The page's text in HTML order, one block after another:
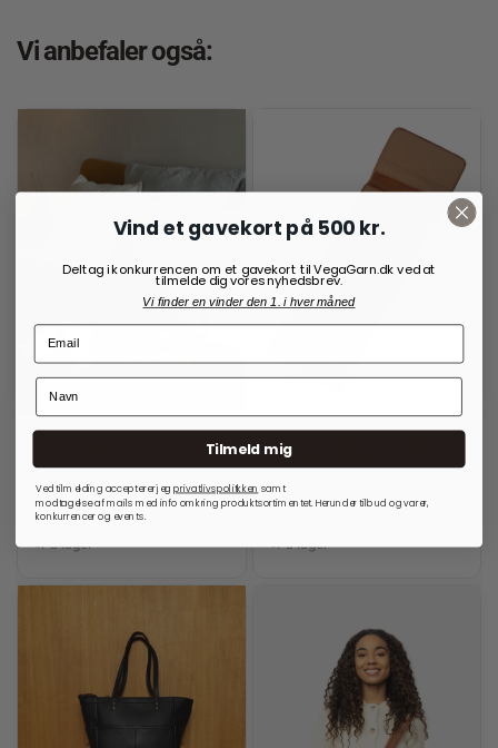
Vi anbefaler også:
Project 2 Crossover Walnut
999,00kr.
På lager
OPBEVARINGSLØSNINGER
TIL RUNDPINDE
På lager
Vind et gavekort på 500 kr.
Deltag i konkurrencen om et gavekort til VegaGarn.dk ved at
tilmelde dig vores nyhedsbrev.
Vi finder en vinder den 1. i hver måned
Tilmeld mig
Ved tilmelding accepterer jegprivatlivspolitkken samt
modtagelse af mails med info omkring produktsortimentet. Herunder tilbud og varer,
konkurrencer og events.